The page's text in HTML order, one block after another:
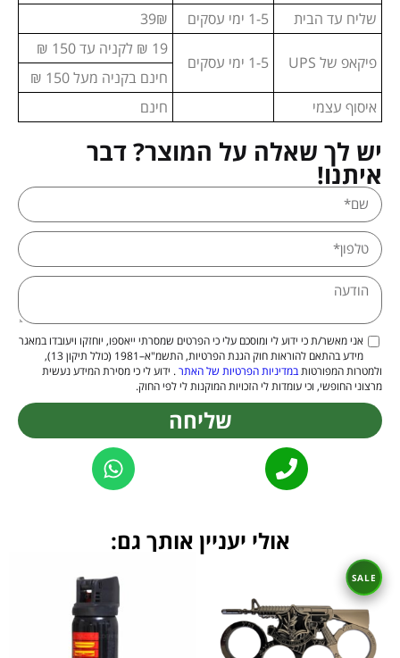
שליח עד הבית
1-5 ימי עסקים 39₪
פיקאפ של UPS 1-5 ימי עסקים
19 ₪ לקניה עד 150 ₪
חינם בקניה מעל 150 ₪
איסוף עצמי
חינם
יש לך שאלה על המוצר? דבר
איתנו!
אני מאשר/ת כי ידוע לי ומוסכם עלי כי הפרטים שמסרתי ייאספו, יוחזקו ויעובדו במאגר
מידע בהתאם להוראות חוק הגנת הפרטיות, התשמ"א–1981 (כולל תיקון 13),
ולמטרות המפורטותבמדיניות הפרטיות של האתר. ידוע לי כי מסירת המידע נעשית
מרצוני החופשי, וכי עומדות לי הזכויות המוקנות לי לפי החוק.
שליחה
אולי יעניין אותך גם: